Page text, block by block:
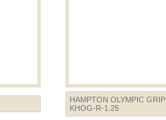
HAMPTON OLYMPIC GRIP
KHOG-R-1.25